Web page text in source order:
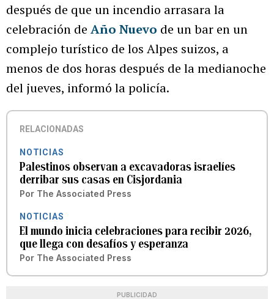
después de que un incendio arrasara la
celebración de Año Nuevo de un bar en un
complejo turístico de los Alpes suizos, a
menos de dos horas después de la medianoche
del jueves, informó la policía.
RELACIONADAS
NOTICIAS
Palestinos observan a excavadoras israelíes
derribar sus casas en Cisjordania
Por The Associated Press
NOTICIAS
El mundo inicia celebraciones para recibir 2026,
que llega con desafíos y esperanza
Por The Associated Press
PUBLICIDAD